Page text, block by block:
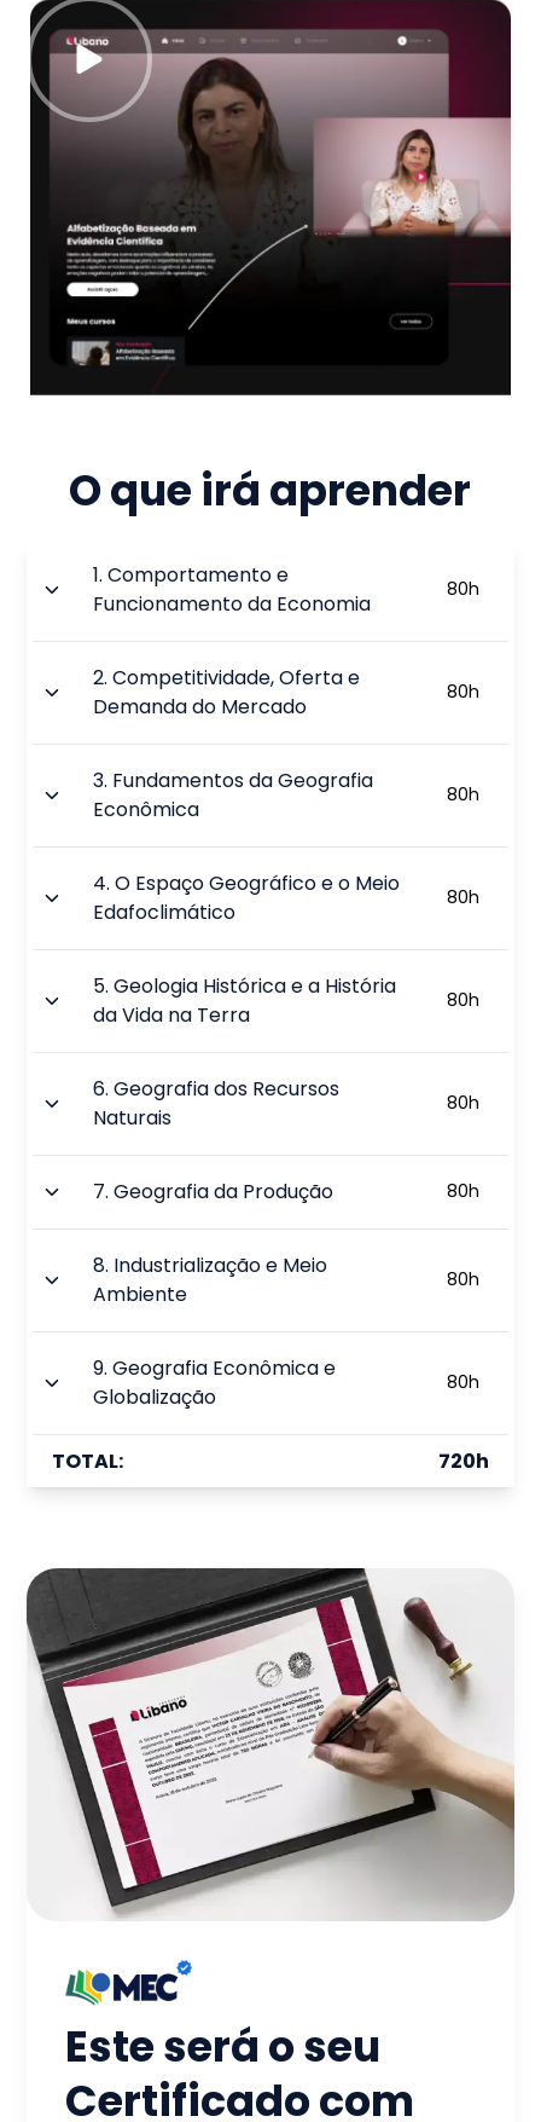
O que irá aprender
1.Comportamento e
Funcionamento da Economia
80h
2.Competitividade, Oferta e
Demanda do Mercado
80h
3. Fundamentos da Geografia
Econômica
80h
4.O Espaço Geográfico e o Meio
Edafoclimático
80h
5.Geologia Histórica e a História
da Vida na Terra
80h
6.Geografia dos Recursos
Naturais
80h
7.Geografia da Produção 80h
8. Industrialização e Meio
Ambiente
80h
9.Geografia Econômica e
Globalização
80h
TOTAL: 720h
Este será o seu
Certificado com